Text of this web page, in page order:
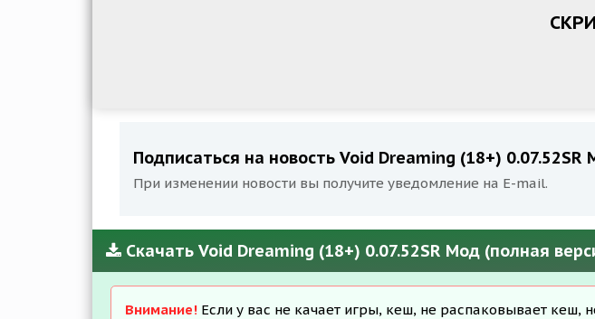
Подписаться на новость Void Dreaming (18+)
При изменении новости вы получите уведомление на E-mail.
Скачать Void Dreaming (18+) 0.07.52SR Мод (полная
Внимание! Если у вас не качает игры, кеш, не распаковывает кеш,